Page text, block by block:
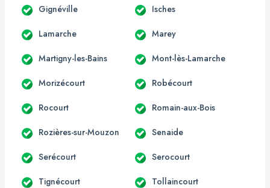
Gignéville Isches
Lamarche Marey
Martigny-les-Bains Mont-lès-Lamarche
Morizécourt Robécourt
Rocourt Romain-aux-Bois
Rozières-sur-Mouzon Senaide
Serécourt Serocourt
Tignécourt Tollaincourt